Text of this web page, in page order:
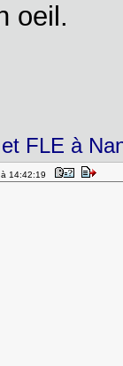
oeil.
FLE à
14:42:19